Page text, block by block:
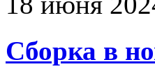
Сборка в